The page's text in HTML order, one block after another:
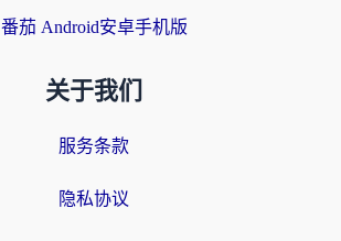
番茄 Android安卓手机版
关于我们
服务条款
隐私协议